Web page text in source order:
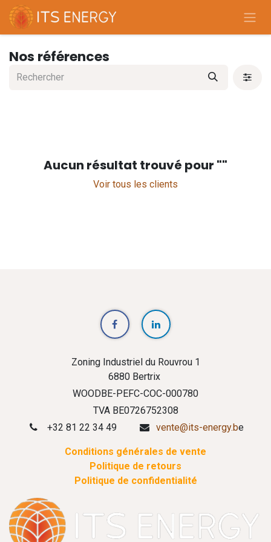
Se rendre au contenu
Nos références
Aucun résultat trouvé pour ""
Voir tous les clients
Zoning Industriel du Rouvrou 1
6880 Bertrix
WOODBE-PEFC-COC-000780
TVA BE0726752308
+32 81 22 34 49
vente@its-energy.be
Conditions générales de vente
Politique de retours
Politique de confidentialité